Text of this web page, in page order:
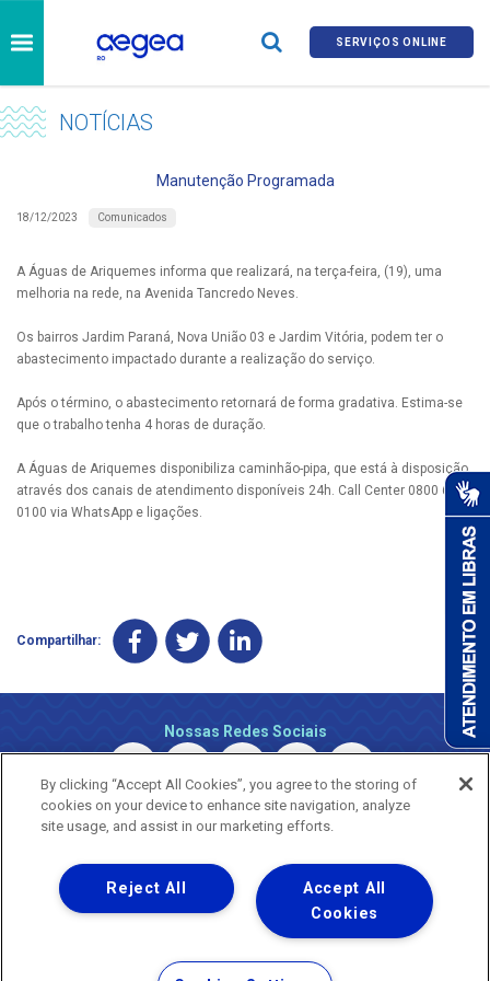
SERVIÇOS ONLINE
NOTÍCIAS
Manutenção Programada
18/12/2023 Comunicados
A Águas de Ariquemes informa que realizará, na terça-feira, (19), uma
melhoria na rede, na Avenida Tancredo Neves.
Os bairros Jardim Paraná, Nova União 03 e Jardim Vitória, podem ter o
abastecimento impactado durante a realização do serviço.
Após o término, o abastecimento retornará de forma gradativa. Estima-se
que o trabalho tenha 4 horas de duração.
A Águas de Ariquemes disponibiliza caminhão-pipa, que está à disposição
através dos canais de atendimento disponíveis 24h. Call Center 0800 690
0100 via WhatsApp e ligações.
Compartilhar:
Nossas Redes Sociais
Copyright © 2026 - Todos os Direitos Reservados.
Nossa natureza movimenta a vida
Termos Gerais de Uso de Sites e Aplicativos
By clicking “Accept All Cookies”, you agree to the storing of
cookies on your device to enhance site navigation, analyze
site usage, and assist in our marketing efforts.
Accept All
Cookies
Reject All